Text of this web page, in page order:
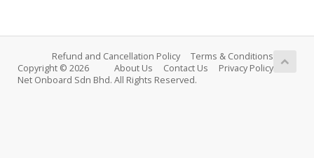
Terms & Conditions
Refund and Cancellation Policy
Privacy Policy
Contact Us
About Us
Copyright © 2026
Net Onboard Sdn Bhd. All Rights Reserved.